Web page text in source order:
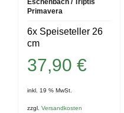
Eschenbach / Triptis
Primavera
6x Speiseteller 26
cm
37,90 €
inkl. 19 % MwSt.
zzgl. Versandkosten